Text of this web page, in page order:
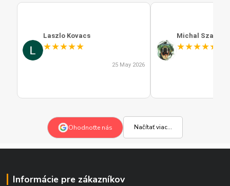
Laszlo Kovacs
★★★★★
25 May 2026
Michal Szabo
★★★★★
Ohodnoťte nás Načítať viac...
Informácie pre zákazníkov